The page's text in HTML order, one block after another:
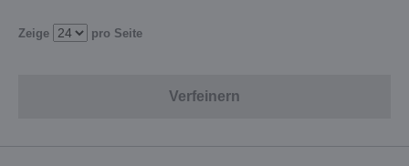
Zeige pro Seite
Verfeinern